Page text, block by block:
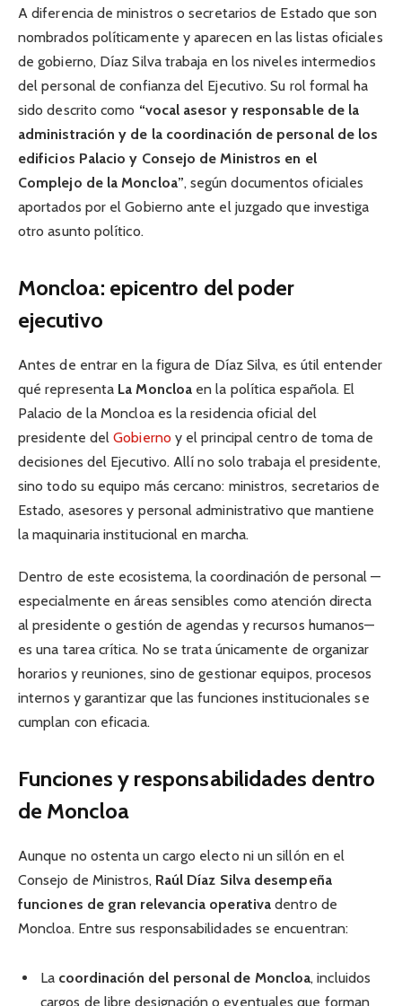
A diferencia de ministros o secretarios de Estado que son
nombrados políticamente y aparecen en las listas oficiales
de gobierno, Díaz Silva trabaja en los niveles intermedios
del personal de confianza del Ejecutivo. Su rol formal ha
sido descrito como “vocal asesor y responsable de la
administración y de la coordinación de personal de los
edificios Palacio y Consejo de Ministros en el
Complejo de la Moncloa”, según documentos oficiales
aportados por el Gobierno ante el juzgado que investiga
otro asunto político.
Moncloa: epicentro del poder
ejecutivo
Antes de entrar en la figura de Díaz Silva, es útil entender
qué representa La Moncloa en la política española. El
Palacio de la Moncloa es la residencia oficial del
presidente delGobierno y el principal centro de toma de
decisiones del Ejecutivo. Allí no solo trabaja el presidente,
sino todo su equipo más cercano: ministros, secretarios de
Estado, asesores y personal administrativo que mantiene
la maquinaria institucional en marcha.
Dentro de este ecosistema, la coordinación de personal —
especialmente en áreas sensibles como atención directa
al presidente o gestión de agendas y recursos humanos—
es una tarea crítica. No se trata únicamente de organizar
horarios y reuniones, sino de gestionar equipos, procesos
internos y garantizar que las funciones institucionales se
cumplan con eficacia.
Funciones y responsabilidades dentro
de Moncloa
Aunque no ostenta un cargo electo ni un sillón en el
Consejo de Ministros, Raúl Díaz Silva desempeña
funciones de gran relevancia operativa dentro de
Moncloa. Entre sus responsabilidades se encuentran:
La coordinación del personal de Moncloa, incluidos
cargos de libre designación o eventuales que forman